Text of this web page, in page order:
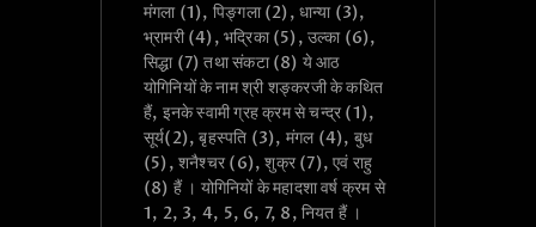
मंगला (1), पिङ्गला (2), धान्या (3),
भ्रामरी (4), भद्रिका (5), उल्का (6),
सिद्धा (7) तथा संकटा (8) ये आठ
योगिनियों के नाम श्री शङ्करजी के कथित
हैं, इनके स्वामी ग्रह क्रम से चन्द्र (1),
सूर्य(2), बृहस्पति (3), मंगल (4), बुध
(5), शनैश्चर (6), शुक्र (7), एवं राहु
(8) हैं । योगिनियों के महादशा वर्ष क्रम से
1, 2, 3, 4, 5, 6, 7, 8, नियत हैं ।